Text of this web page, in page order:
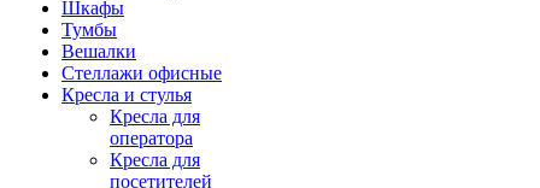
Шкафы
Тумбы
Вешалки
Стеллажи офисные
Кресла и стулья
Кресла для
оператора
Кресла для
посетителей